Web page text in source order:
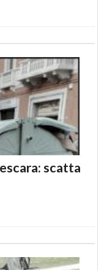
scatta